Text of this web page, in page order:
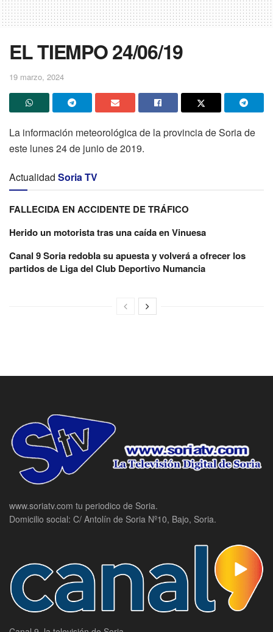
EL TIEMPO 24/06/19
19 marzo, 2024
La información meteorológica de la provincia de Soria de
este lunes 24 de junio de 2019.
Actualidad Soria TV
FALLECIDA EN ACCIDENTE DE TRÁFICO
Herido un motorista tras una caída en Vinuesa
Canal 9 Soria redobla su apuesta y volverá a ofrecer los
partidos de Liga del Club Deportivo Numancia
www.soriatv.com tu periodico de Soria.
Domicilio social: C/ Antolín de Soria Nº10, Bajo, Soria.